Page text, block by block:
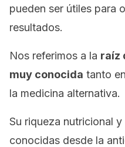
pueden ser útiles para
resultados.
Nos referimos a la raíz
muy conocida tanto
la medicina alternativa.
Su riqueza nutricional
conocidas desde la